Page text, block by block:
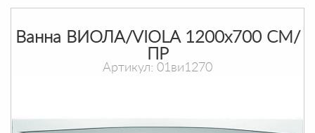
Ванна ВИОЛА/VIOLA 1200х700 СМ/
ПР
Артикул: 01ви1270